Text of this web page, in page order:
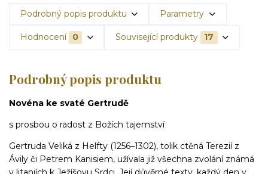
Podrobný popis produktu Parametry
Hodnocení 0 Související produkty 17
Podrobný popis produktu
Novéna ke svaté Gertrudě
s prosbou o radost z Božích tajemství
Gertruda Veliká z Helfty (1256–1302), tolik ctěná Terezií z
Ávily či Petrem Kanisiem, užívala již všechna zvolání známá